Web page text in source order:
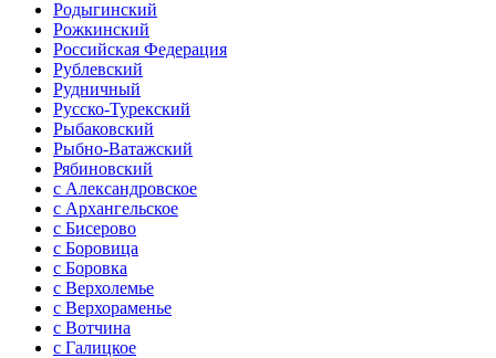
Родыгинский
Рожкинский
Российская Федерация
Рублевский
Рудничный
Русско-Турекский
Рыбаковский
Рыбно-Ватажский
Рябиновский
с Александровское
с Архангельское
с Бисерово
с Боровица
с Боровка
с Верхолемье
с Верхораменье
с Вотчина
с Галицкое